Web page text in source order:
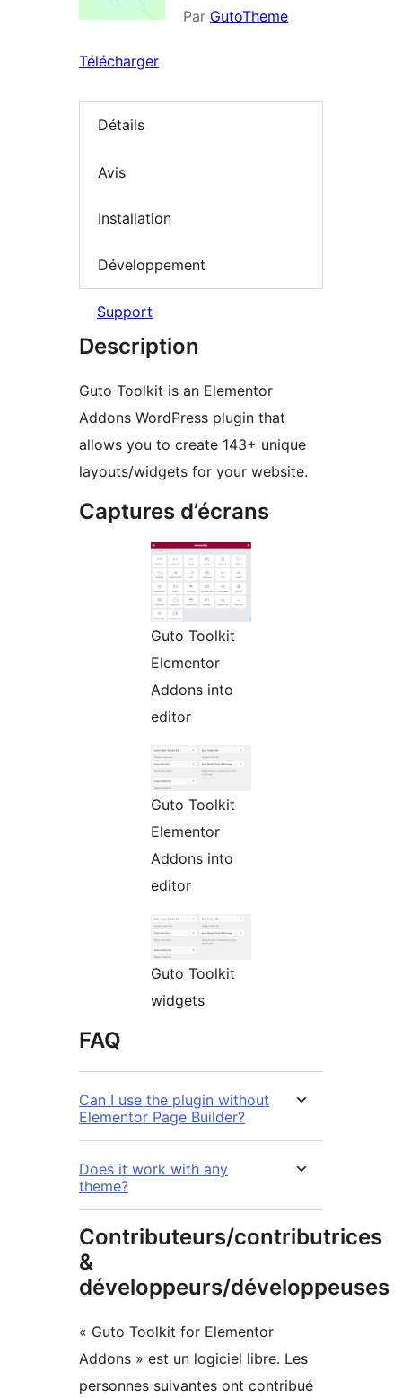
Par GutoTheme
Télécharger
Détails
Avis
Installation
Développement
Support
Description
Guto Toolkit is an Elementor
Addons WordPress plugin that
allows you to create 143+ unique
layouts/widgets for your website.
Captures d’écrans
Guto Toolkit
Elementor
Addons into
editor
Guto Toolkit
Elementor
Addons into
editor
Guto Toolkit
widgets
FAQ
Can I use the plugin without
Elementor Page Builder?
Does it work with any
theme?
Contributeurs/contributrices
&
développeurs/développeuses
« Guto Toolkit for Elementor
Addons » est un logiciel libre. Les
personnes suivantes ont contribué